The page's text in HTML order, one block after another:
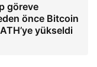
göreve
önce Bitcoin
yükseldi